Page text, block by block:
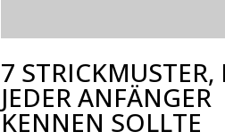
7 STRICKMUSTER,
JEDER ANFÄNGER
KENNEN SOLLTE